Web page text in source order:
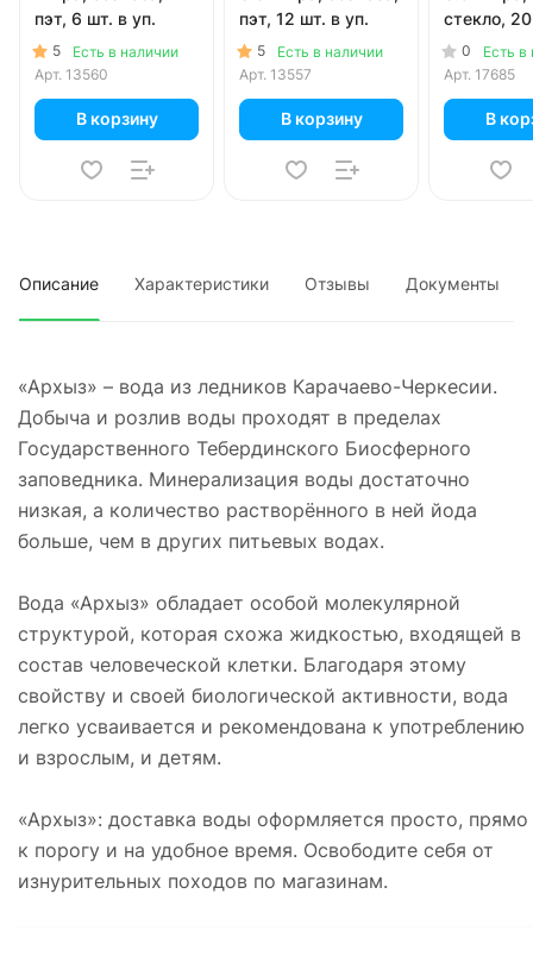
пэт, 6 шт. в уп.
5
Есть в наличии
Арт. 13560
В корзину
пэт, 12 шт. в уп.
5
Есть в наличии
Арт. 13557
В корзину
стекло,
0
Есть в
Арт. 17685
В
Описание Характеристики Отзывы Документы
«Архыз» – вода из ледников Карачаево-Черкесии.
Добыча и розлив воды проходят в пределах
Государственного Тебердинского Биосферного
заповедника. Минерализация воды достаточно
низкая, а количество растворённого в ней йода
больше, чем в других питьевых водах.
Вода «Архыз» обладает особой молекулярной
структурой, которая схожа жидкостью, входящей в
состав человеческой клетки. Благодаря этому
свойству и своей биологической активности, вода
легко усваивается и рекомендована к употреблению
и взрослым, и детям.
«Архыз»: доставка воды оформляется просто, прямо
к порогу и на удобное время. Освободите себя от
изнурительных походов по магазинам.